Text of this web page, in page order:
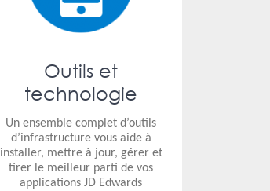
Outils et
technologie
Un ensemble complet d’outils
d’infrastructure vous aide à
installer, mettre à jour, gérer et
tirer le meilleur parti de vos
applications JD Edwards